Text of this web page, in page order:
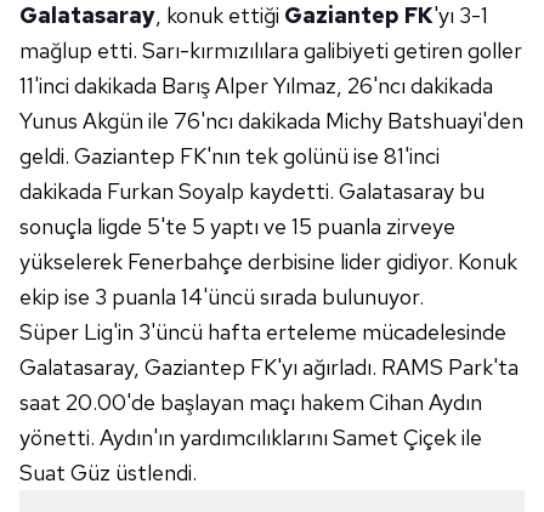
Galatasaray, konuk ettiği Gaziantep FK'yı 3-1
mağlup etti. Sarı-kırmızılılara galibiyeti getiren goller
11'inci dakikada Barış Alper Yılmaz, 26'ncı dakikada
Yunus Akgün ile 76'ncı dakikada Michy Batshuayi'den
geldi. Gaziantep FK'nın tek golünü ise 81'inci
dakikada Furkan Soyalp kaydetti. Galatasaray bu
sonuçla ligde 5'te 5 yaptı ve 15 puanla zirveye
yükselerek Fenerbahçe derbisine lider gidiyor. Konuk
ekip ise 3 puanla 14'üncü sırada bulunuyor.
Süper Lig'in 3'üncü hafta erteleme mücadelesinde
Galatasaray, Gaziantep FK'yı ağırladı. RAMS Park'ta
saat 20.00'de başlayan maçı hakem Cihan Aydın
yönetti. Aydın'ın yardımcılıklarını Samet Çiçek ile
Suat Güz üstlendi.